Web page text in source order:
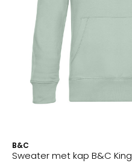
B&C
Sweater met kap B&C King